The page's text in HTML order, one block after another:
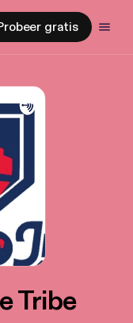
gratis
Tribe